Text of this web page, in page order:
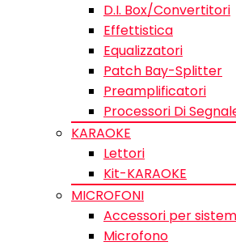
D.I. Box/Convertitori
Effettistica
Equalizzatori
Patch Bay-Splitter
Preamplificatori
Processori Di
KARAOKE
Lettori
Kit-KARAOKE
MICROFONI
Accessori per
Microfono